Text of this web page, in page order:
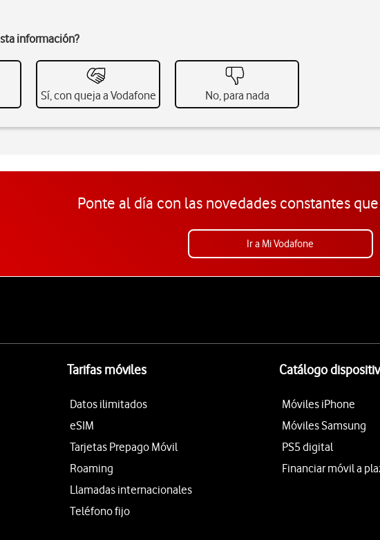
información?
Sí, con queja a Vodafone No, para nada
Ponte al día con las novedades constantes
Ir a Mi Vodafone
de Vodafone
Tarifas móviles
Datos ilimitados
eSIM
Tarjetas Prepago Móvil
Roaming
Llamadas internacionales
Teléfono fijo
Catálogo
Móviles iPhone
Móviles Samsung
PS5 digital
Financiar móvil a